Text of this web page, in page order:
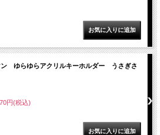
ン ゆらゆらアクリルキーホルダー うさぎさ
円(税込)